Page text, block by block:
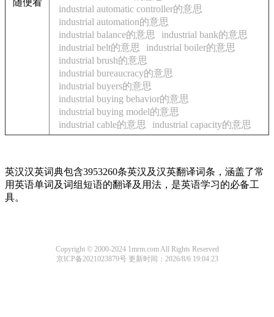
随便看
industrial automatic controller的意思
industrial automation的意思
industrial balance的意思
industrial bank的意思
industrial belt的意思
industrial boiler的意思
industrial brush的意思
industrial bureaucracy的意思
industrial buyers的意思
industrial buying behavior的意思
industrial buying model的意思
industrial cable的意思
industrial capacity的意思
英汉汉英词典包含3953260条英汉及汉英翻译词条，涵盖了常
用英语单词及词组短语的翻译及用法，是英语学习的必备工
具。
Copyright © 2000-2024 1mrm.com All Rights Reserved
京ICP备2021023879号 更新时间：2026/8/6 19:04:23